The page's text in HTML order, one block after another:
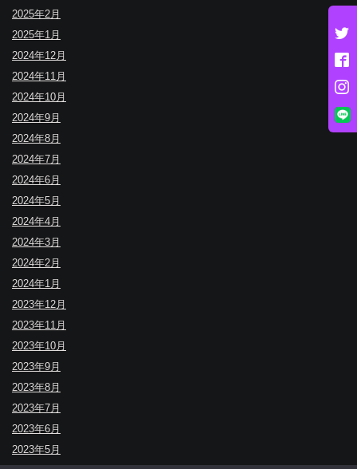
2025年2月
2025年1月
2024年12月
2024年11月
2024年10月
2024年9月
2024年8月
2024年7月
2024年6月
2024年5月
2024年4月
2024年3月
2024年2月
2024年1月
2023年12月
2023年11月
2023年10月
2023年9月
2023年8月
2023年7月
2023年6月
2023年5月